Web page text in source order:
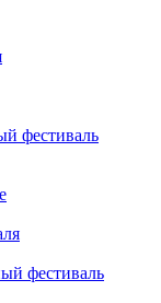
фестиваль
фестиваль